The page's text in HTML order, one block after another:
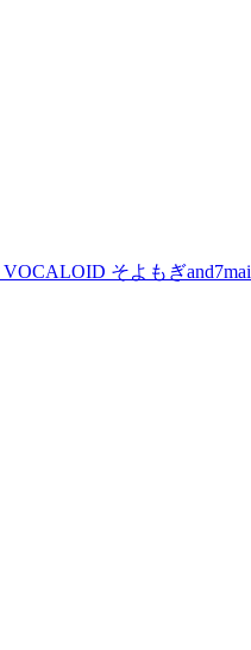
VOCALOID そよもぎand7mai